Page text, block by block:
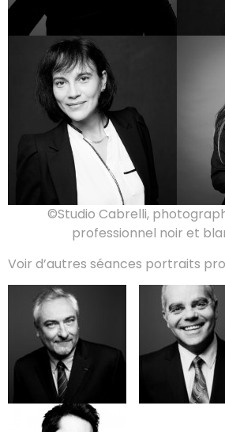
©Studio Cabrelli,
professionnel noir et
Voir d’autres séances portraits